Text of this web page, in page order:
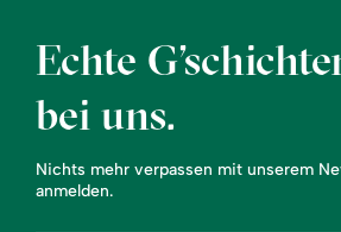
Echte
bei uns.
Nichts mehr verpassen mit unserem
anmelden.